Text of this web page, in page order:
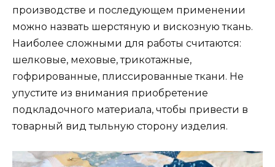
производстве и последующем применении
можно назвать шерстяную и вискозную ткань.
Наиболее сложными для работы считаются:
шелковые, меховые, трикотажные,
гофрированные, плиссированные ткани. Не
упустите из внимания приобретение
подкладочного материала, чтобы привести в
товарный вид тыльную сторону изделия.